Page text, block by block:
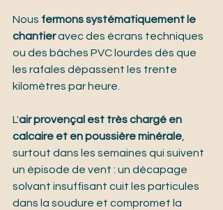
Nous fermons systématiquement le
chantier avec des écrans techniques
ou des bâches PVC lourdes dès que
les rafales dépassent les trente
kilomètres par heure.
L'air provençal est très chargé en
calcaire et en poussière minérale,
surtout dans les semaines qui suivent
un épisode de vent : un décapage
solvant insuffisant cuit les particules
dans la soudure et compromet la